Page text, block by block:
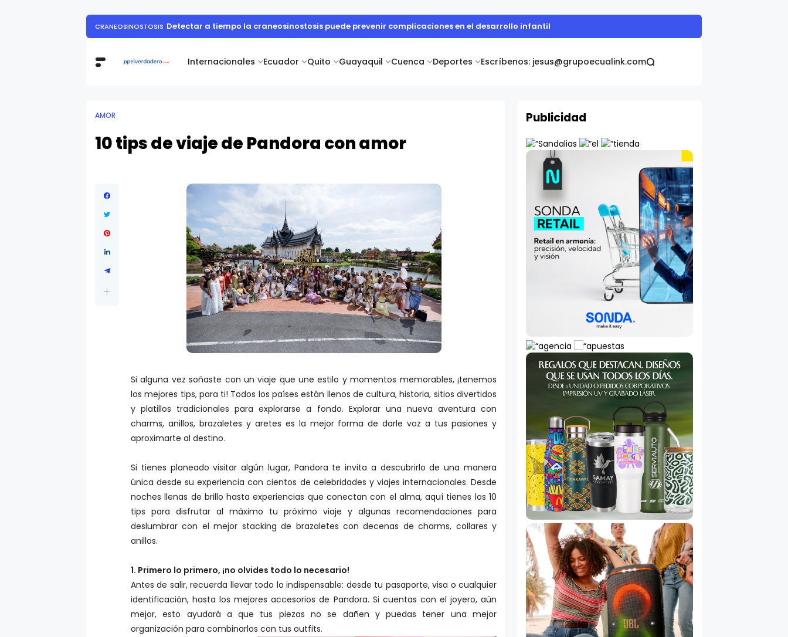
Internacionales Ecuador Quito Guayaquil Cuenca Deportes Escríbenos: jesus@grupoecualink.com
CRANEOSINOSTOSIS Detectar a tiempo la craneosinostosis puede prevenir complicaciones en el desarrollo infantil
AMOR
10 tips de viaje de Pandora con amor
Si alguna vez soñaste con un viaje que une estilo y momentos memorables, ¡tenemos
los mejores tips, para ti! Todos los países están llenos de cultura, historia, sitios divertidos
y platillos tradicionales para explorarse a fondo. Explorar una nueva aventura con
charms, anillos, brazaletes y aretes es la mejor forma de darle voz a tus pasiones y
aproximarte al destino.
Si tienes planeado visitar algún lugar, Pandora te invita a descubrirlo de una manera
única desde su experiencia con cientos de celebridades y viajes internacionales. Desde
noches llenas de brillo hasta experiencias que conectan con el alma, aquí tienes los 10
tips para disfrutar al máximo tu próximo viaje y algunas recomendaciones para
deslumbrar con el mejor stacking de brazaletes con decenas de charms, collares y
anillos.
1. Primero lo primero, ¡no olvides todo lo necesario!
Antes de salir, recuerda llevar todo lo indispensable: desde tu pasaporte, visa o cualquier
identificación, hasta los mejores accesorios de Pandora. Si cuentas con el joyero, aún
mejor, esto ayudará a que tus piezas no se dañen y puedas tener una mejor
organización para combinarlos con tus outfits.
Publicidad